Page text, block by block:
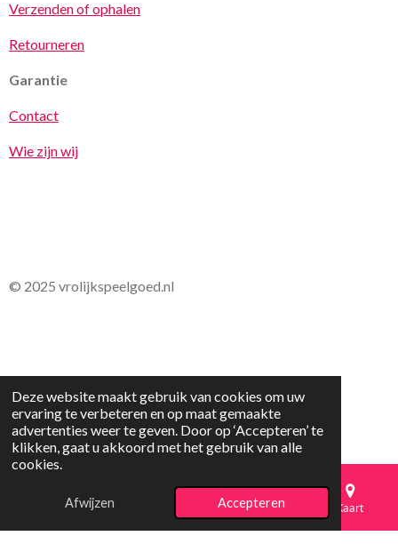
Deze website maakt gebruik van cookies om uw
ervaring te verbeteren en op maat gemaakte
advertenties weer te geven. Door op ‘Accepteren’ te
klikken, gaat u akkoord met het gebruik van alle
cookies.
Afwijzen Accepteren
Verzenden of ophalen
Retourneren
Garantie
Contact
Wie zijn wij
© 2025 vrolijkspeelgoed.nl
E-mailadres Telefoonnummer Kaart